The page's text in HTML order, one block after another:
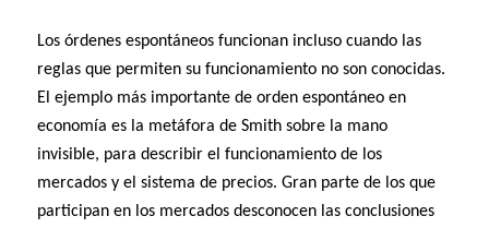
Los órdenes espontáneos funcionan incluso cuando las
reglas que permiten su funcionamiento no son conocidas.
El ejemplo más importante de orden espontáneo en
economía es la metáfora de Smith sobre la mano
invisible, para describir el funcionamiento de los
mercados y el sistema de precios. Gran parte de los que
participan en los mercados desconocen las conclusiones